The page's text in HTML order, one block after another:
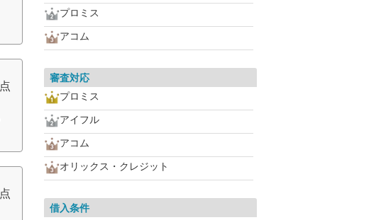
点
点
プロミス
アコム
審査対応
プロミス
アイフル
アコム
オリックス・クレジット
借入条件